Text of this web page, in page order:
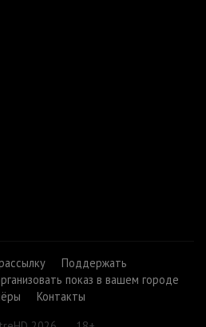
Поддержать
показ в вашем городе
Контакты